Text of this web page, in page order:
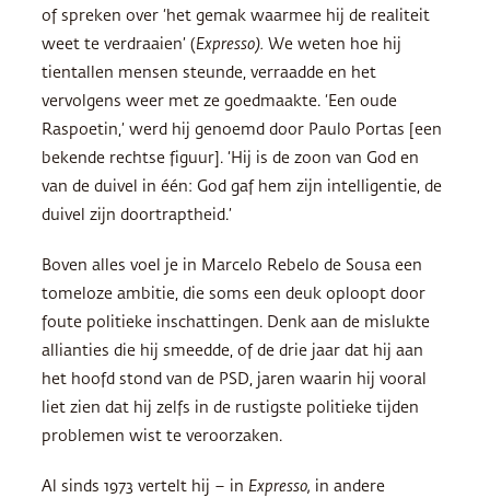
of spreken over ‘het gemak waarmee hij de realiteit
weet te verdraaien’ (Expresso). We weten hoe hij
tientallen mensen steunde, verraadde en het
vervolgens weer met ze goedmaakte. ‘Een oude
Raspoetin,’ werd hij genoemd door Paulo Portas [een
bekende rechtse figuur]. ‘Hij is de zoon van God en
van de duivel in één: God gaf hem zijn intelligentie, de
duivel zijn doortraptheid.’
Boven alles voel je in Marcelo Rebelo de Sousa een
tomeloze ambitie, die soms een deuk oploopt door
foute politieke inschattingen. Denk aan de mislukte
allianties die hij smeedde, of de drie jaar dat hij aan
het hoofd stond van de PSD , jaren waarin hij vooral
liet zien dat hij zelfs in de rustigste politieke tijden
problemen wist te veroorzaken.
Al sinds 1973 vertelt hij – in Expresso, in andere